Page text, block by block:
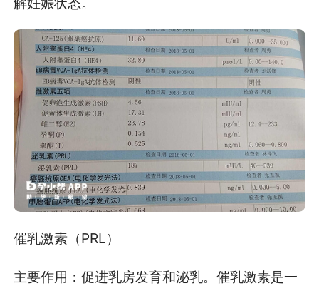
催乳激素（PRL）
主要作用：促进乳房发育和泌乳。催乳激素是一